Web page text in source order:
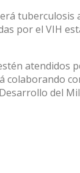
tuberculosis
por el VIH
atendidos
colaborando
del